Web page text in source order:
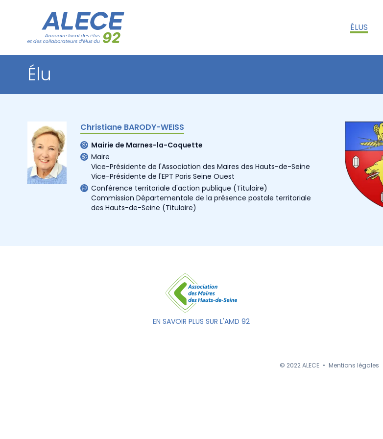
ÉLUS
Élu
Christiane BARODY-WEISS
Mairie de Marnes-la-Coquette
Maire
Vice-Présidente de l'Association des Maires des Hauts-de-Seine
Vice-Présidente de l'EPT Paris Seine Ouest
Conférence territoriale d'action publique (Titulaire)
Commission Départementale de la présence postale territoriale
des Hauts-de-Seine (Titulaire)
EN SAVOIR PLUS SUR L'AMD 92
© 2022 ALECE • Mentions légales